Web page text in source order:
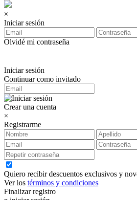
×
Iniciar sesión
Olvidé mi contraseña
Iniciar sesión
Continuar como invitado
Crear una cuenta
×
Registrarme
Quiero recibir descuentos exclusivos y
Ver los términos y condiciones
Finalizar registro